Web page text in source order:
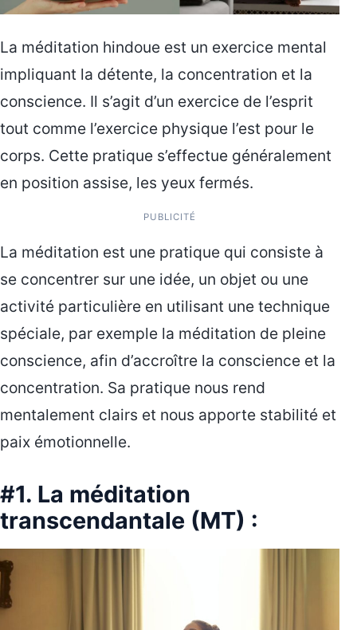
La méditation hindoue est un exercice mental
impliquant la détente, la concentration et la
conscience. Il s’agit d’un exercice de l’esprit
tout comme l’exercice physique l’est pour le
corps. Cette pratique s’effectue généralement
en position assise, les yeux fermés.
PUBLICITÉ
La méditation est une pratique qui consiste à
se concentrer sur une idée, un objet ou une
activité particulière en utilisant une technique
spéciale, par exemple la méditation de pleine
conscience, afin d’accroître la conscience et la
concentration. Sa pratique nous rend
mentalement clairs et nous apporte stabilité et
paix émotionnelle.
#1. La méditation
transcendantale (MT) :